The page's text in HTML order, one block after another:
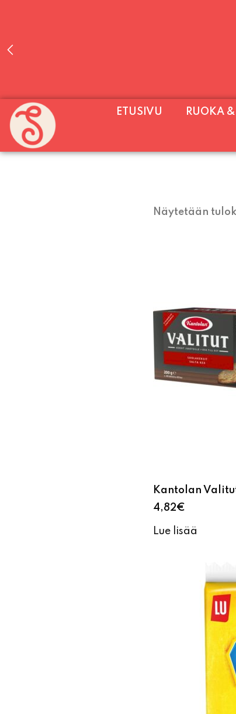
PALVELEMME PÄIVITTÄIN (MA-SU
ETUSIVU RUOKA
Näytetään
Kantolan
4,82€
Lue lisää